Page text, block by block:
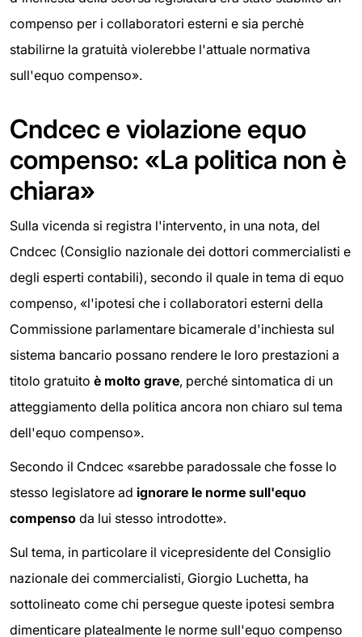
compenso per i collaboratori esterni e sia perchè
stabilirne la gratuità violerebbe l'attuale normativa
sull'equo compenso».
Cndcec e violazione equo
compenso: «La politica non è
chiara»
Sulla vicenda si registra l'intervento, in una nota, del
Cndcec (Consiglio nazionale dei dottori commercialisti e
degli esperti contabili), secondo il quale in tema di equo
compenso, «l'ipotesi che i collaboratori esterni della
Commissione parlamentare bicamerale d'inchiesta sul
sistema bancario possano rendere le loro prestazioni a
titolo gratuito è molto grave, perché sintomatica di un
atteggiamento della politica ancora non chiaro sul tema
dell'equo compenso».
Secondo il Cndcec «sarebbe paradossale che fosse lo
stesso legislatore ad ignorare le norme sull'equo
compenso da lui stesso introdotte».
Sul tema, in particolare il vicepresidente del Consiglio
nazionale dei commercialisti, Giorgio Luchetta, ha
sottolineato come chi persegue queste ipotesi sembra
dimenticare platealmente le norme sull'equo compenso